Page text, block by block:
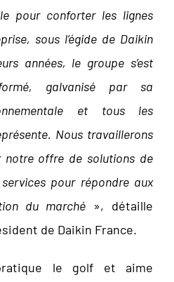
pour conforter les lignes
sous l’égide de Daikin
années, le groupe s’est
galvanisé par sa
et tous les
Nous travaillerons
notre offre de solutions de
pour répondre aux
du marché », détaille
de Daikin France.
le golf et aime